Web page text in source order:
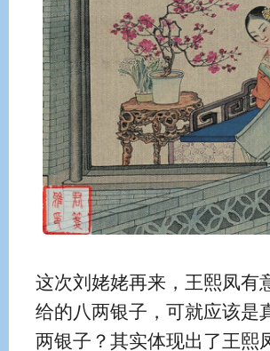
这次刘姥姥再来，王熙凤有
给的八两银子，可就应该是
两银子？其实体现出了王熙